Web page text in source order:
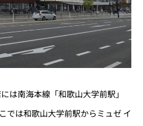
は南海本線「和歌山大学前駅」
では和歌山大学前駅からミュゼ イ